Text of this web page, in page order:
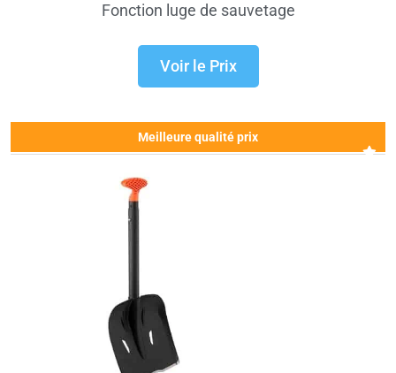
Fonction luge de sauvetage
Voir le Prix
Meilleure qualité prix